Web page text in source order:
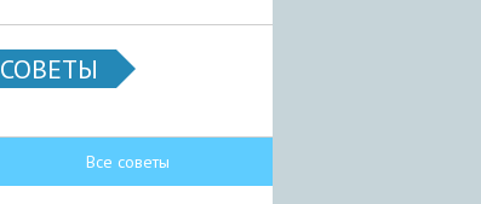
СОВЕТЫ
Все советы